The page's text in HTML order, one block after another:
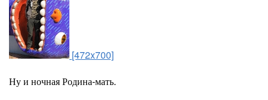
[472x700]
Ну и ночная Родина-мать.